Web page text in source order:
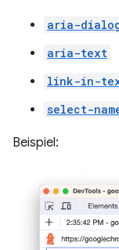
aria-
aria-text
link-in-
select-
Beispiel: